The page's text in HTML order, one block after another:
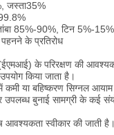
जस्ता35%
99.8%
85%-90%, टिन 5%-15%
के प्रतिरोध
के परिरक्षण की
किया जाता है।
कमी या बहिष्करण सिग्नल आयाम
उपलब्ध बुनाई सामग्री के कई
आवश्यकता स्वीकार की जाती है।